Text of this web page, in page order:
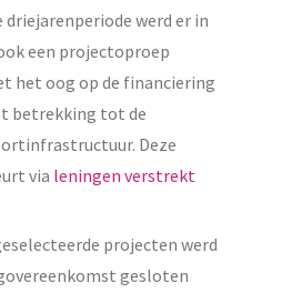
werd er in
een projectoproep
het oog op de financiering
betrekking tot de
Deze
via leningen verstrekt
projecten werd
gesloten